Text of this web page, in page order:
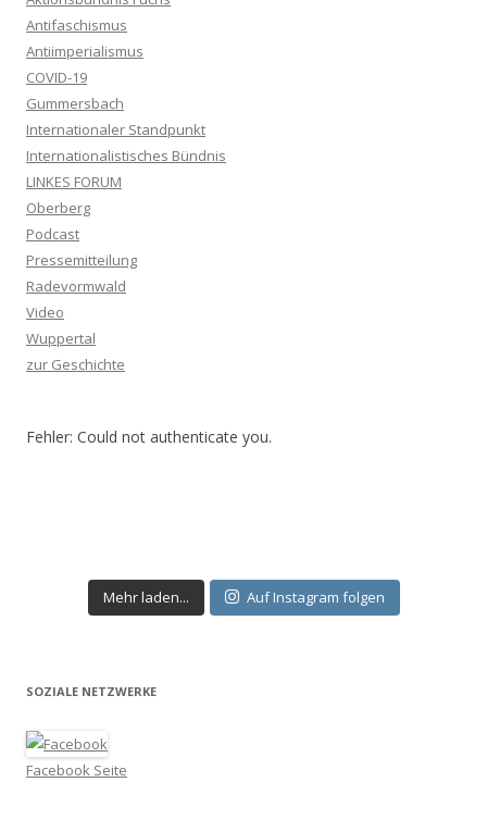
Antifaschismus
Antiimperialismus
COVID-19
Gummersbach
Internationaler Standpunkt
Internationalistisches Bündnis
LINKES FORUM
Oberberg
Podcast
Pressemitteilung
Radevormwald
Video
Wuppertal
zur Geschichte
Fehler: Could not authenticate you.
Mehr laden... Auf Instagram folgen
SOZIALE NETZWERKE
Facebook Seite